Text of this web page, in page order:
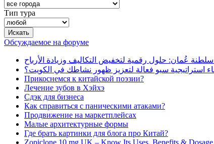
Тип тура
Обсуждаемое на форуме
عُمان: حلول رقمية لتخفيض التكاليف وزيادة الأرباح
استراتيجية سيو فعالة لتعزيز ظهور نشاطك في الكويت؟
Прикоснемся к китайской поэзии?
Лечение зубов в Хэйхэ
Сдэк для бизнеса
Как справиться с паническими атаками?
Продвижение на маркетплейсах
Малые архитектурные формы
Где брать картинки для блога про Китай?
Zopiclone 10 mg UK – Know Its Uses, Benefits &